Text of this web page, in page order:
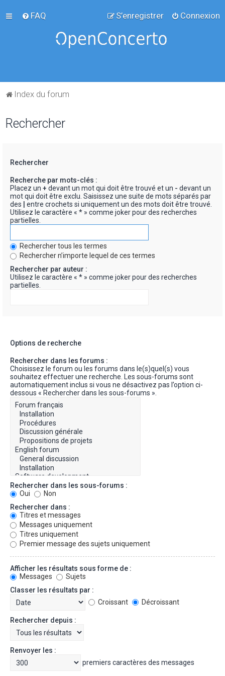
FAQ Connexion
S’enregistrer
Index du forum
Rechercher
Rechercher
Recherche par mots-clés :
Placez un + devant un mot qui doit être trouvé et un - devant un
mot qui doit être exclu. Saisissez une suite de mots séparés par
des
entre crochets si uniquement un des mots doit être trouvé.
Utilisez le caractère « * » comme joker pour des recherches
partielles.
Rechercher tous les termes
Rechercher n’importe lequel de ces termes
Rechercher par auteur :
Utilisez le caractère « * » comme joker pour des recherches
partielles.
Options de recherche
Rechercher dans les forums :
Choisissez le forum ou les forums dans le(s)quel(s) vous
souhaitez effectuer une recherche. Les sous-forums sont
automatiquement inclus si vous ne désactivez pas l’option ci-
dessous « Rechercher dans les sous-forums ».
Rechercher dans les sous-forums :
Oui
Non
Rechercher dans :
Titres et messages
Messages uniquement
Titres uniquement
Premier message des sujets uniquement
Afficher les résultats sous forme de :
Messages
Sujets
Classer les résultats par :
Croissant
Décroissant
Rechercher depuis :
Renvoyer les :
premiers caractères des messages